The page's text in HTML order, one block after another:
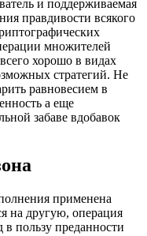
и поддерживаемая
правдивости всякого
множителей
хорошо в видах
стратегий. Не
равновесием в
а еще
забаве вдобавок
применена
на другую, операция
пользу преданности